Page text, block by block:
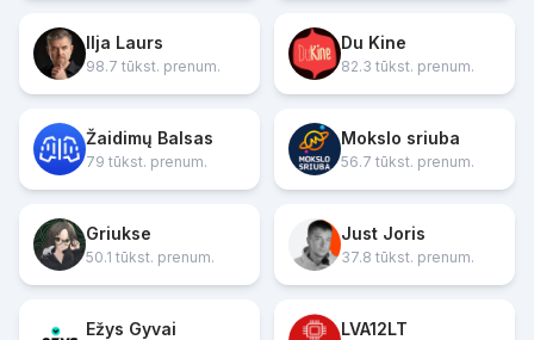
Ilja Laurs
98.7 tūkst. prenum.
Du Kine
82.3 tūkst. prenum.
Žaidimų Balsas
79 tūkst. prenum.
Mokslo sriuba
56.7 tūkst. prenum.
Griukse
50.1 tūkst. prenum.
Just Joris
37.8 tūkst. prenum.
Ežys Gyvai LVA12LT